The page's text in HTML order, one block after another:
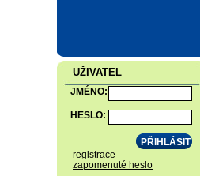
UŽIVATEL
JMÉNO:
HESLO:
registrace
zapomenuté heslo